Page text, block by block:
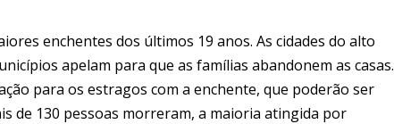
enchentes dos últimos 19 anos. As cidades do alto
apelam para que as famílias abandonem as casas.
para os estragos com a enchente, que poderão ser
de 130 pessoas morreram, a maioria atingida por